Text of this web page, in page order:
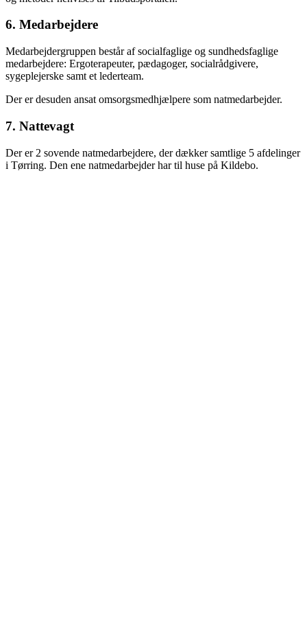
6. Medarbejdere
Medarbejdergruppen består af socialfaglige og sundhedsfaglige
medarbejdere: Ergoterapeuter, pædagoger, socialrådgivere,
sygeplejerske samt et lederteam.
Der er desuden ansat omsorgsmedhjælpere som natmedarbejder.
7. Nattevagt
Der er 2 sovende natmedarbejdere, der dækker samtlige 5 afdelinger
i Tørring. Den ene natmedarbejder har til huse på Kildebo.